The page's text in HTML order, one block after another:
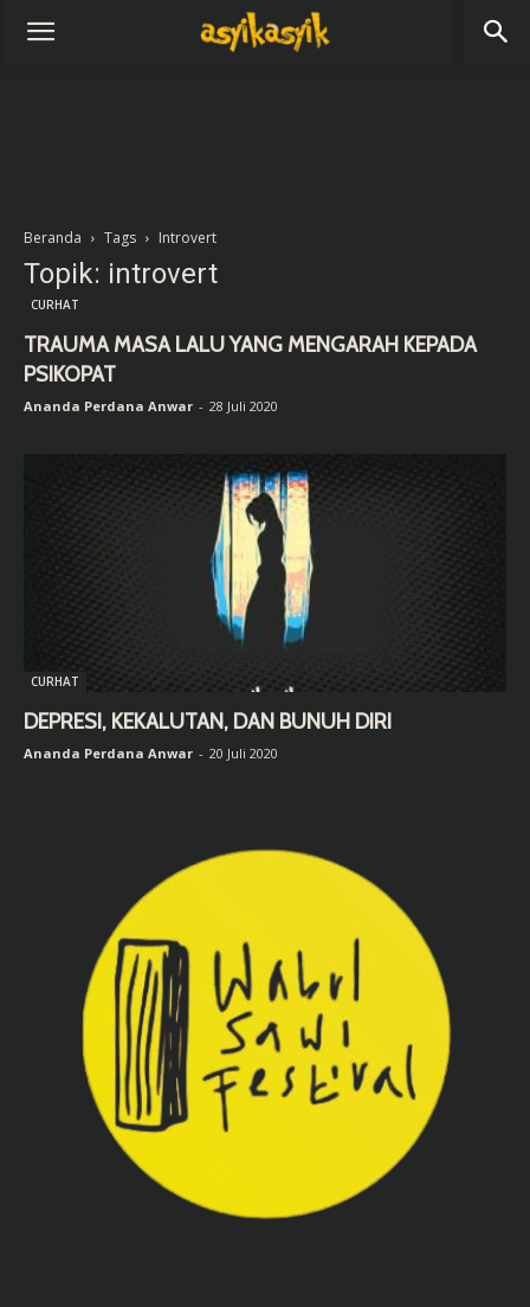
Beranda Tags Introvert
Topik: introvert
CURHAT
TRAUMA MASA LALU YANG MENGARAH KEPADA
PSIKOPAT
Ananda Perdana Anwar - 28 Juli 2020
CURHAT
DEPRESI, KEKALUTAN, DAN BUNUH DIRI
Ananda Perdana Anwar - 20 Juli 2020